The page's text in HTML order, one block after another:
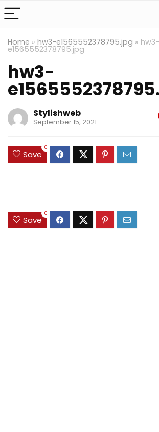
Home » hw3-e1565552378795.jpg » hw3-
e1565552378795.jpg
hw3-
Stylishweb
September 15, 2021
Save
0
Save
0